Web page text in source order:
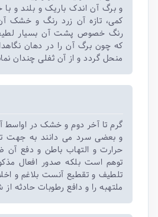
و برگ آن اندک باریک و بلند و
کمی، تازه آن زرد رنگ و خشک
رنگ خصوص پشت آن بسیار
که چون برگ آن را در دهان
منحل گردد و از آن ثفلی چندان
گرم تا آخر دوم و خشک در اواسط
و بعضی سرد می دانند به
حرارت و التهاب باطن و دفع آن
توهم است بلکه صدور افعال
تلطیف و تقطیع آنست بلاغم و
ملتهبه را و دافع رطوبات حادثه